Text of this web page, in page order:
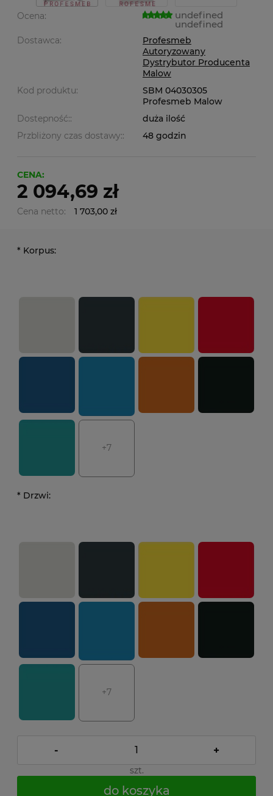
Ocena: undefined
undefined
Dostawca:
Profesmeb
Autoryzowany
Dystrybutor Producenta
Malow
Kod produktu:
SBM 04030305
Profesmeb Malow
Dostepność::
duża ilość
Przbliżony czas dostawy::
48 godzin
CENA:
2 094,69 zł
Cena netto: 1 703,00 zł
* Korpus:
+7
* Drzwi:
+7
- +
szt.
do koszyka